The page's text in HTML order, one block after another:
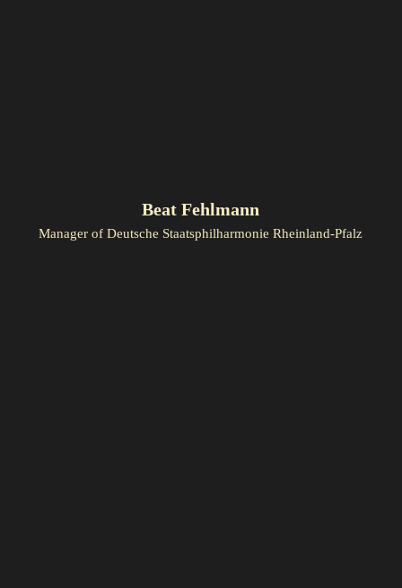
Beat Fehlmann
Manager of Deutsche Staatsphilharmonie Rheinland-Pfalz